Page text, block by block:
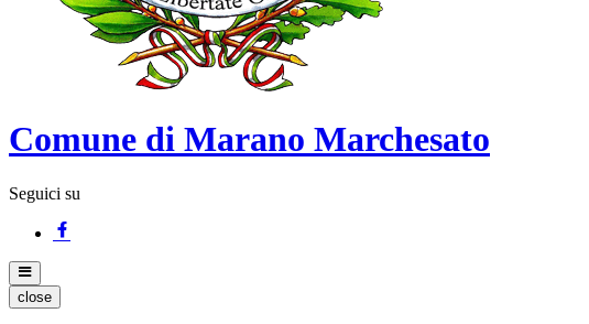
Comune di Marano Marchesato
Seguici su
close